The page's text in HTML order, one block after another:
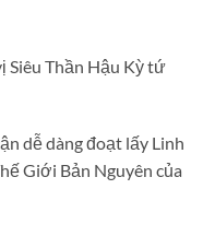
Siêu Thần Hậu Kỳ tứ
dễ dàng đoạt lấy Linh
Giới Bản Nguyên của